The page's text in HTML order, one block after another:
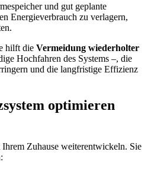
und gut geplante
Energieverbrauch zu verlagern,
hilft die Vermeidung wiederholter
Hochfahren des Systems –, die
und die langfristige Effizienz
optimieren
Zuhause weiterentwickeln. Sie